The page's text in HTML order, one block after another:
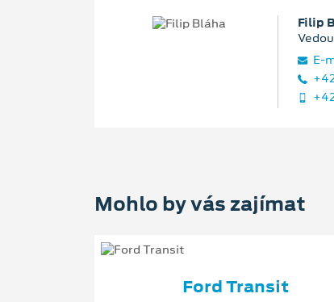
Filip
Mohlo by vás zajímat
Ford Transit